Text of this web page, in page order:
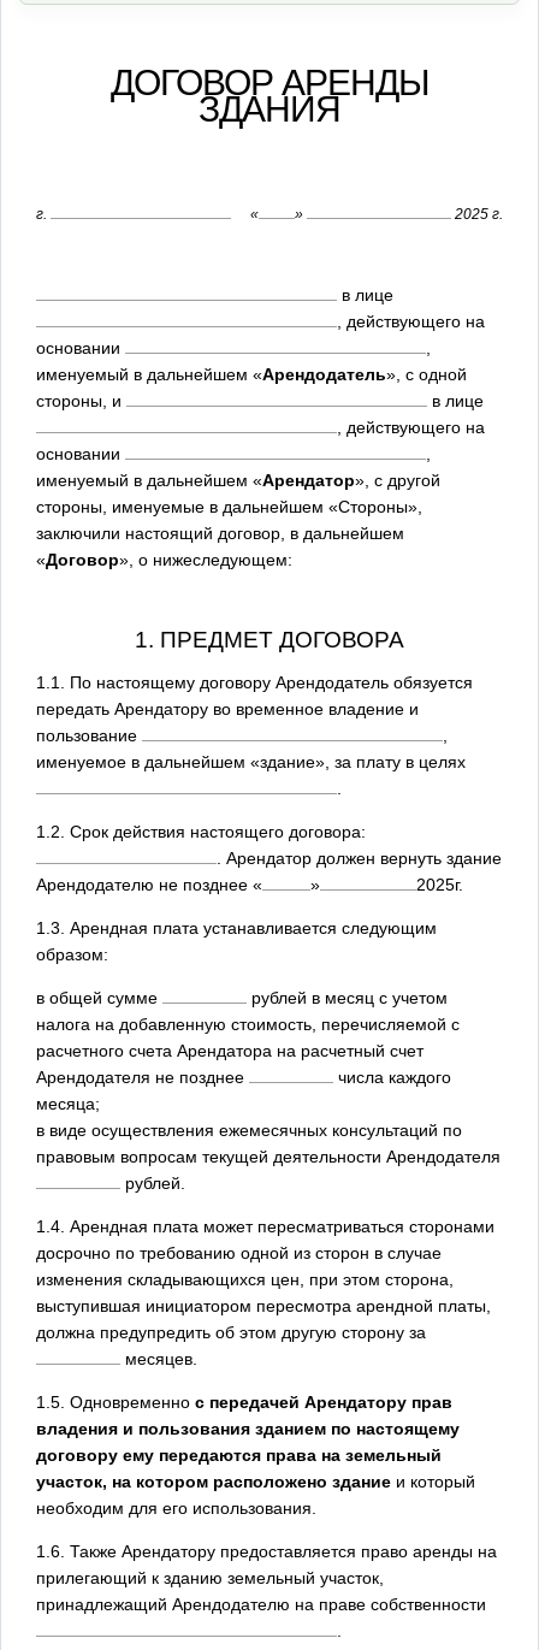
ДОГОВОР АРЕНДЫ
ЗДАНИЯ
г. « » 2025 г.
в лице
, действующего на
основании
именуемый в дальнейшем «Арендодатель», с одной
стороны, и
в лице
, действующего на
основании
именуемый в дальнейшем «Арендатор», с другой
стороны, именуемые в дальнейшем «Стороны»,
заключили настоящий договор, в дальнейшем
«Договор», о нижеследующем:
1. ПРЕДМЕТ ДОГОВОРА
1.1. По настоящему договору Арендодатель обязуется
передать Арендатору во временное владение и
пользование
именуемое в дальнейшем «здание», за плату в целях
1.2. Срок действия настоящего договора:
. Арендатор должен вернуть здание
Арендодателю не позднее « » 2025г.
1.3. Арендная плата устанавливается следующим
образом:
в общей сумме
рублей в месяц с учетом
налога на добавленную стоимость, перечисляемой с
расчетного счета Арендатора на расчетный счет
Арендодателя не позднее
числа каждого
месяца;
в виде осуществления ежемесячных консультаций по
правовым вопросам текущей деятельности Арендодателя
рублей.
1.4. Арендная плата может пересматриваться сторонами
досрочно по требованию одной из сторон в случае
изменения складывающихся цен, при этом сторона,
выступившая инициатором пересмотра арендной платы,
должна предупредить об этом другую сторону за
месяцев.
1.5. Одновременно с передачей Арендатору прав
владения и пользования зданием по настоящему
договору ему передаются права на земельный
участок, на котором расположено здание и который
необходим для его использования.
1.6. Также Арендатору предоставляется право аренды на
прилегающий к зданию земельный участок,
принадлежащий Арендодателю на праве собственности